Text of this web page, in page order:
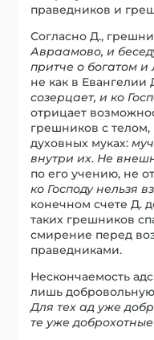
праведников и
Согласно Д.,
Авраамово, и
притче о богатом
не как в
созерцает, и ко
отрицает
грешников с
духовных муках:
внутри их. Не
по его учению, не
ко Господу нельзя
конечном счете Д.
таких грешников
смирение перед
праведниками.
Нескончаемость
лишь
Для тех ад уже
те уже